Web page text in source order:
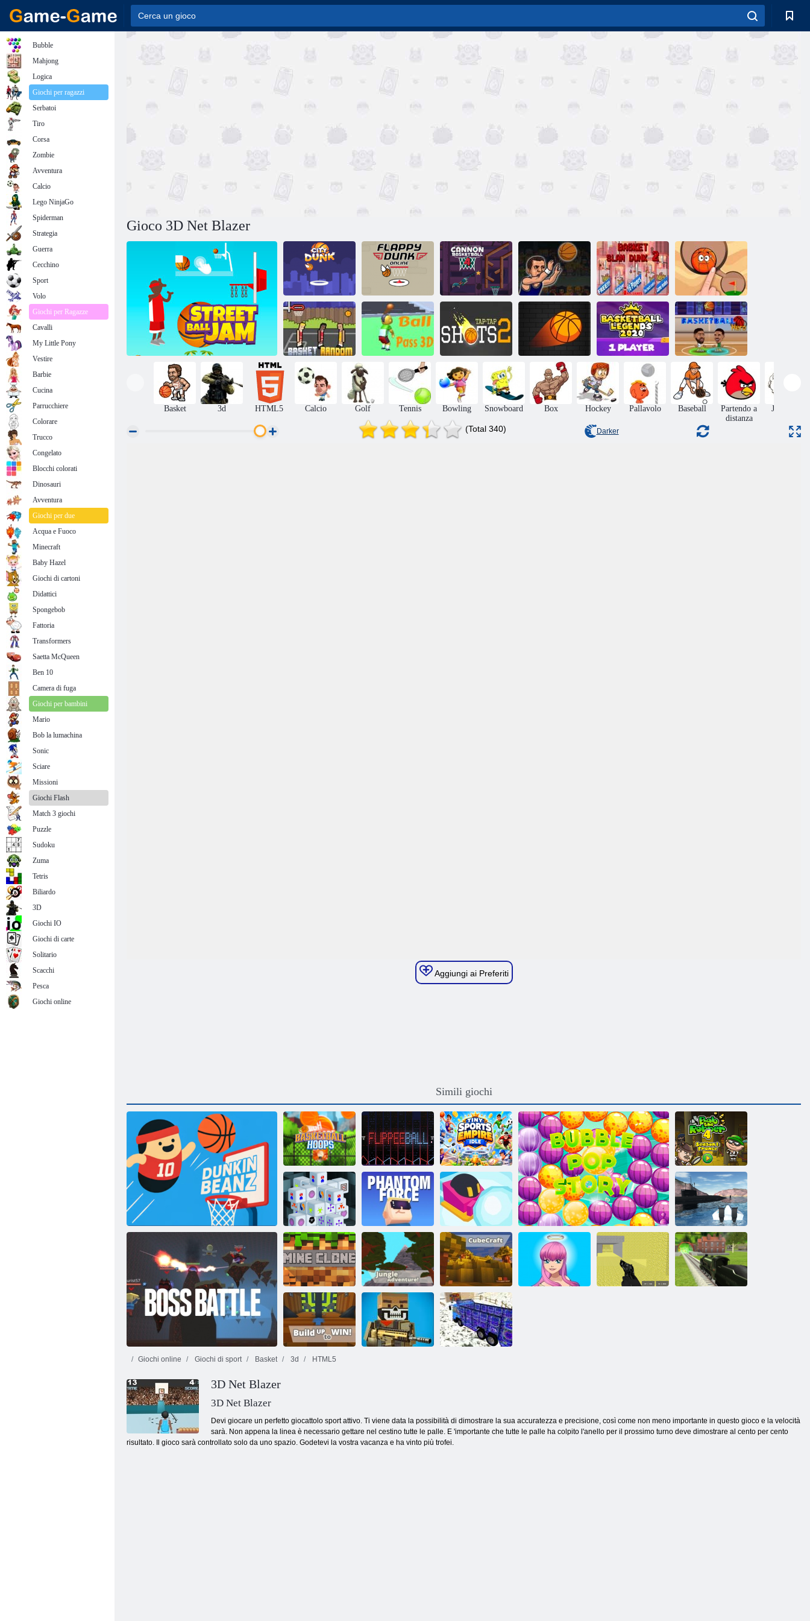
Gioco 3D Net Blazer
City Dunk
Flappy Dunk in
linea
Cannon
Basketball 4
Basket
Swooshes
Basket Slam
Dunk 2
Scava palla
Basket Casuale Ball Pass 3D Scatti a tap-tap 2 Dunk perfetto
Basketball
Legends 2020
Eroe del basket
Basket 3d HTML5 Calcio Golf Tennis Bowling Snowboard Box Hockey Pallavolo Baseball
Partendo a
distanza
Jumping
(Total 340) Darker
Aggiungi ai Preferiti
Simili giochi
Cerchi da basket Palla Flippee
Piccolo impero
sportivo inattivo
Bob il ladro 4
Mahjong
Dimensions 15
minuti
Kogama
Phantom Force
Palla di neve. io
Simulatore di
barche
Il mio clone 4
Kogama: Jungle
Adventure
Kogama:
cubecraft
Giochi online Giochi di sport Basket 3d HTML5
3D Net Blazer
3D Net Blazer
Devi giocare un perfetto giocattolo sport attivo. Ti viene data la possibilità di dimostrare la sua accuratezza e precisione, così come non meno importante in questo gioco e la velocità
sarà. Non appena la linea è necessario gettare nel cestino tutte le palle. E 'importante che tutte le palle ha colpito l'anello per il prossimo turno deve dimostrare al cento per cento
risultato. Il gioco sarà controllato solo da uno spazio. Godetevi la vostra vacanza e ha vinto più trofei.
Bubble
Mahjong
Logica
Giochi per ragazzi
Serbatoi
Tiro
Corsa
Zombie
Avventura
Calcio
Lego NinjaGo
Spiderman
Strategia
Guerra
Cecchino
Sport
Volo
Giochi per Ragazze
Cavalli
My Little Pony
Vestire
Barbie
Cucina
Parrucchiere
Colorare
Trucco
Congelato
Blocchi colorati
Dinosauri
Avventura
Giochi per due
Acqua e Fuoco
Minecraft
Baby Hazel
Giochi di cartoni
Didattici
Spongebob
Fattoria
Transformers
Saetta McQueen
Ben 10
Camera di fuga
Giochi per bambini
Mario
Bob la lumachina
Sonic
Sciare
Missioni
Giochi Flash
Match 3 giochi
Puzzle
Sudoku
Zuma
Tetris
Biliardo
3D
Giochi IO
Giochi di carte
Solitario
Scacchi
Pesca
Giochi online